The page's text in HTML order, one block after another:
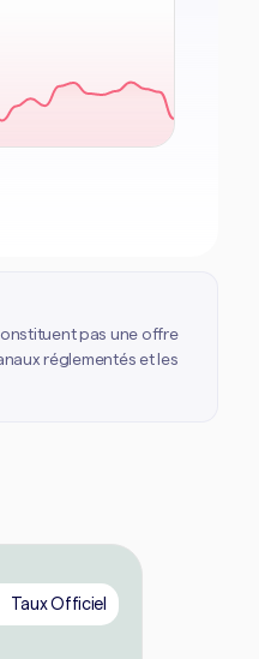
pas une offre
réglementés et les
Taux Officiel